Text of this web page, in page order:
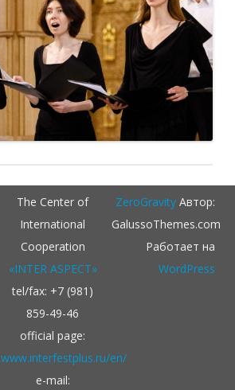
The Center of
International
Cooperation
«INTER ASPECT»
tel/fax: +7 (981)
859-49-46
official page:
www.interfestplus.ru/en/
e-mail:
ZeroGravityАвтор:
GalussoThemes.com
Работает на
WordPress